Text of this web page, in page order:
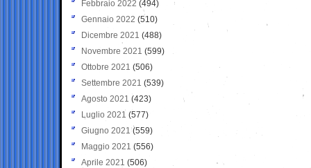
Febbraio 2022 (494)
Gennaio 2022 (510)
Dicembre 2021 (488)
Novembre 2021 (599)
Ottobre 2021 (506)
Settembre 2021 (539)
Agosto 2021 (423)
Luglio 2021 (577)
Giugno 2021(559)
Maggio 2021 (556)
Aprile 2021 (506)